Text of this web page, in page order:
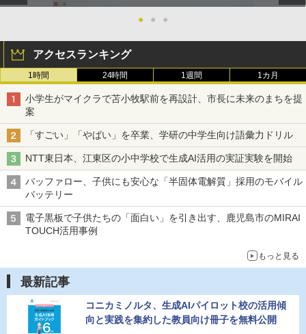
Fernrohr:実験用キャビネット
￥4,722
● ● ●
アクセスランキング
1時間 24時間 1週間 1カ月
小学生がマイクラで苫小牧駅前を再設計、市長に未来のまちを提
案
「すごい」「やばい」を卒業、学研の中学生向け語彙力ドリル
NTT東日本、江東区の小中学校で生成AI活用の実証実験を開始
バッファロー、子供にも安心な「半固体電解質」採用のモバイル
バッテリー
電子黒板で子供たちの「面白い」を引き出す、鹿児島市のMIRAI
TOUCH活用事例
もっと見る
最新記事
コニカミノルタ、生成AIパイロット校の活用傾
向と実践を集約した教員向け冊子を無料公開